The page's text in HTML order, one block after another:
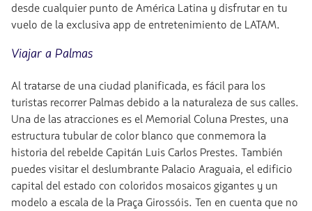
desde cualquier punto de América Latina y disfrutar en tu
vuelo de la exclusiva app de entretenimiento de LATAM.
Viajar a Palmas
Al tratarse de una ciudad planificada, es fácil para los
turistas recorrer Palmas debido a la naturaleza de sus calles.
Una de las atracciones es el Memorial Coluna Prestes, una
estructura tubular de color blanco que conmemora la
historia del rebelde Capitán Luis Carlos Prestes. También
puedes visitar el deslumbrante Palacio Araguaia, el edificio
capital del estado con coloridos mosaicos gigantes y un
modelo a escala de la Praça Girossóis. Ten en cuenta que no